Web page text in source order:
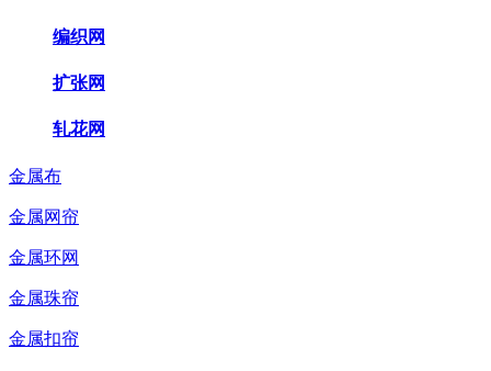
编织网
扩张网
轧花网
金属布
金属网帘
金属环网
金属珠帘
金属扣帘